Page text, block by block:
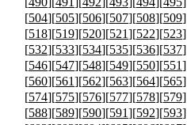
[504][505][506][507][508][509
[518][519][520][521][522][523
[532][533][534][535][536][537
[546][547][548][549][550][551
[560][561][562][563][564][565
[574][575][576][577][578][579
[588][589][590][591][592][593